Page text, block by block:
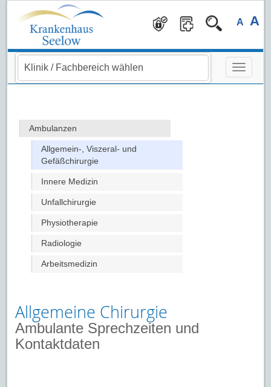
A A
Ambulanzen
Allgemein-, Viszeral- und
Gefäßchirurgie
Innere Medizin
Unfallchirurgie
Physiotherapie
Radiologie
Arbeitsmedizin
Allgemeine Chirurgie
Ambulante Sprechzeiten und
Kontaktdaten